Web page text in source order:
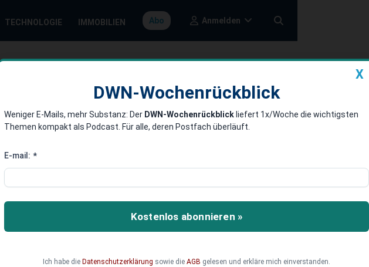
TECHNOLOGIE IMMOBILIEN Abo Anmelden
Leasing
Boom erlebt. Noch stärker wuchs
nachdem 2020 der Steuersatz für den
gesenkt wurde. Lesen Sie,
X
DWN-Wochenrückblick
Weniger E-Mails, mehr Substanz: Der DWN-Wochenrückblick liefert 1x/Woche die wichtigsten
Themen kompakt als Podcast. Für alle, deren Postfach überläuft.
E-mail: *
Kostenlos abonnieren »
Ich habe die Datenschutzerklärung sowie die AGB gelesen und erkläre mich einverstanden.